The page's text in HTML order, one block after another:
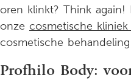
oren klinkt? Think again!
onze cosmetische
cosmetische behandeling
Profhilo Body: